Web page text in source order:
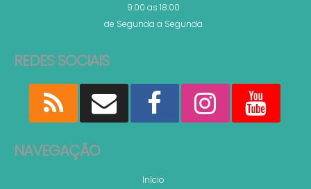
9:00 as 18:00
de Segunda a Segunda
REDES SOCIAIS
NAVEGAÇÃO
Início